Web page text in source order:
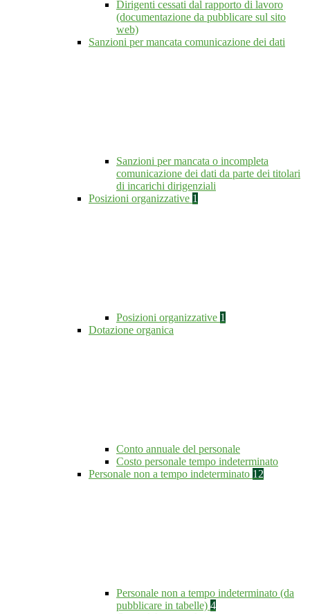
Dirigenti cessati dal rapporto di lavoro
(documentazione da pubblicare sul sito
web)
Sanzioni per mancata comunicazione dei dati
Sanzioni per mancata o incompleta
comunicazione dei dati da parte dei titolari
di incarichi dirigenziali
Posizioni organizzative 1
Posizioni organizzative 1
Dotazione organica
Conto annuale del personale
Costo personale tempo indeterminato
Personale non a tempo indeterminato 12
Personale non a tempo indeterminato (da
pubblicare in tabelle) 4